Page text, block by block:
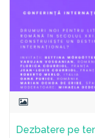
Dezbatere pe